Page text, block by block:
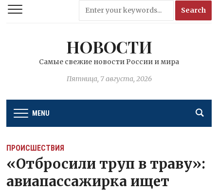
НОВОСТИ
Самые свежие новости России и мира
Пятница, 7 августа, 2026
MENU
ПРОИСШЕСТВИЯ
«Отбросили труп в траву»:
авиапассажирка ищет